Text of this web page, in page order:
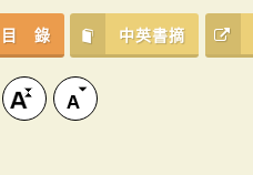
目 錄 中英書摘